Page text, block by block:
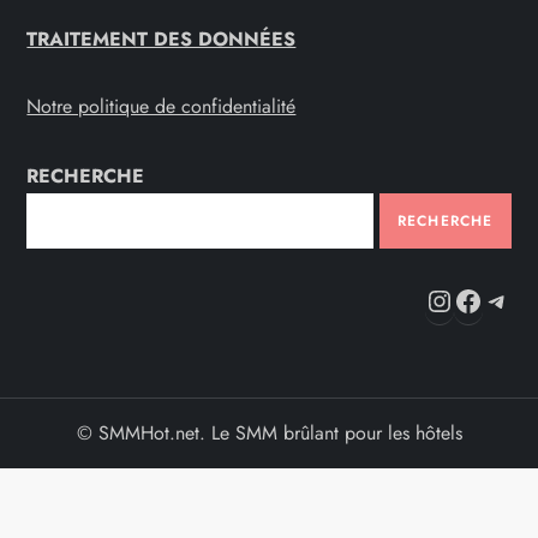
TRAITEMENT DES DONNÉES
Notre politique de confidentialité
RECHERCHE
RECHERCHE
© SMMHot.net. Le SMM brûlant pour les hôtels